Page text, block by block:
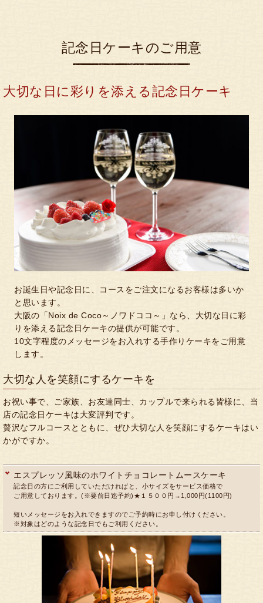
記念日ケーキのご用意
大切な日に彩りを添える記念日ケーキ
お誕生日や記念日に、コースをご注文になるお客様は多いか
と思います。
大阪の「Noix de Coco～ノワドココ～」なら、大切な日に彩
りを添える記念日ケーキの提供が可能です。
10文字程度のメッセージをお入れする手作りケーキをご用意
します。
大切な人を笑顔にするケーキを
お祝い事で、ご家族、お友達同士、カップルで来られる皆様に、当
店の記念日ケーキは大変評判です。
贅沢なフルコースとともに、ぜひ大切な人を笑顔にするケーキはい
かがですか。
エスプレッソ風味のホワイトチョコレートムースケーキ
記念日の方にご利用していただければと、小サイズをサービス価格で
ご用意しております。(※要前日迄予約)★１５００円→1,000円(1100円)
短いメッセージをお入れできますのでご予約時にお申し付けください。
※対象はどのような記念日でもご利用ください。